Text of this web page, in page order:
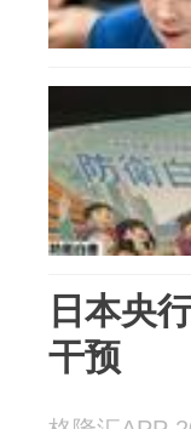
日本央
干预